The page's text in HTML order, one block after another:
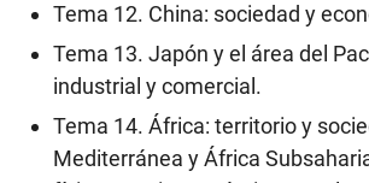
Tema 12. China: sociedad y
Tema 13. Japón y el área del
industrial y comercial.
Tema 14. África: territorio y
Mediterránea y África